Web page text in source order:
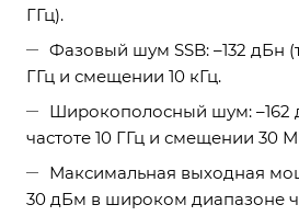
ГГц).
Фазовый шум SSB: –132 дБн
ГГц и смещении 10 кГц.
Широкополосный шум: –162
частоте 10 ГГц и смещении 30
Максимальная выходная
30 дБм в широком диапазоне